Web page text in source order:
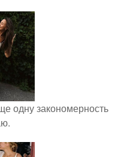
одну закономерность